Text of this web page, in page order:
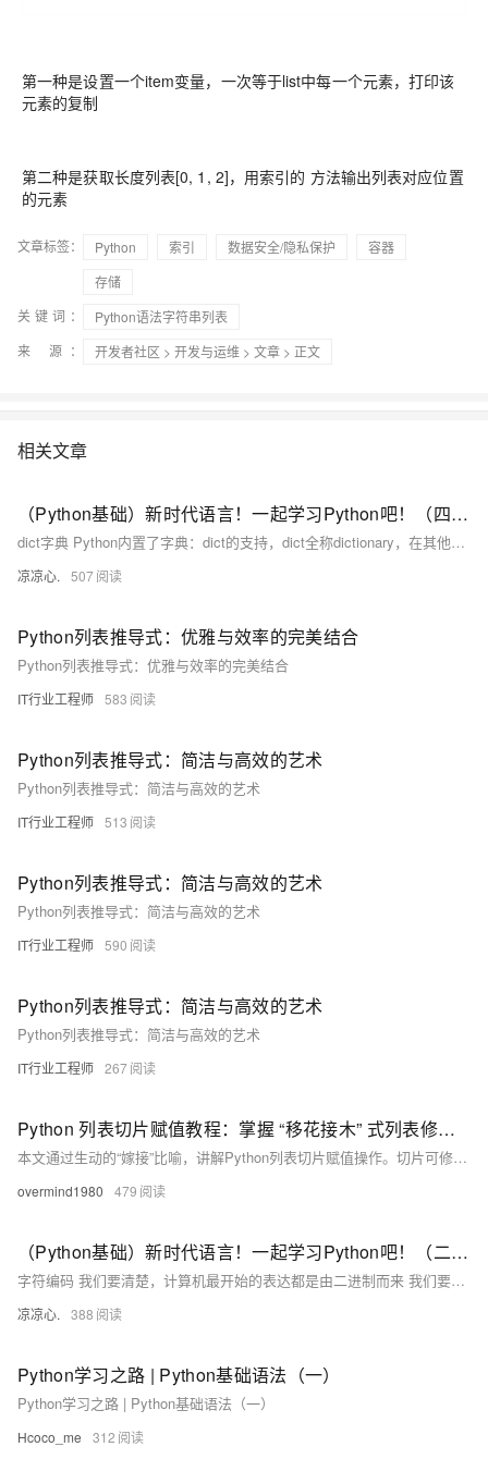
第一种是设置一个item变量，一次等于list中每一个元素，打印该
元素的复制
第二种是获取长度列表[0, 1, 2]，用索引的 方法输出列表对应位置
的元素
文章标签： Python 索引 数据安全/隐私保护
容器
存储
关键词：
Python语法字符串列表
来 源：
开发者社区 > 开发与运维 > 文章 > 正文
相关文章
（Python基础）新时代语言！一起学习Python吧！（四）：dict字典和set类型；切片类型、列表生成式；map和reduce迭代器；filter过滤函数、sorted排序函数；lambda函数
dict字典 Python内置了字典：dict的支持，dict全称dictionary，在其他语言中也称为map，使用键-值（key-value）存储，具有极快的查找速度。 我们可以通过声明JS对象一样的方式声明dict
凉凉心. 507
Python列表推导式：优雅与效率的完美结合
Python列表推导式：优雅与效率的完美结合
IT行业工程师 583
Python列表推导式：简洁与高效的艺术
Python列表推导式：简洁与高效的艺术
IT行业工程师 513
Python列表推导式：简洁与高效的艺术
Python列表推导式：简洁与高效的艺术
IT行业工程师 590
Python列表推导式：简洁与高效的艺术
Python列表推导式：简洁与高效的艺术
IT行业工程师 267
Python 列表切片赋值教程：掌握 “移花接木” 式列表修改技巧
本文通过生动的“嫁接”比喻，讲解Python列表切片赋值操作。切片可修改原列表内容，实现头部、尾部或中间元素替换，支持不等长赋值，灵活实现列表结构更新。
overmind1980 479
（Python基础）新时代语言！一起学习Python吧！（二）：字符编码由来；Python字符串、字符串格式化；list集合和tuple元组区别
字符编码 我们要清楚，计算机最开始的表达都是由二进制而来 我们要想通过二进制来表示我们熟知的字符看看以下的变化 例如： 1 的二进制编码为 0000 0001 我们通过A这个字符，让其在计算机内部存储（现如今，A 字符在地址通常表示为65） 现在拿A举例： 在计算机内部 A字符，它本身表示为 65这个数，在计算机底层会转为二进制码 也意味着A字符在底层表示为 1000001 通过这样的字符表示进行转换，逐步发展为拥有127个字符的编码存储到计算机中，这个编码表也被称为ASCII编码。 但随时代变迁，ASCII编码逐渐暴露短板，全球有上百种语言，光是ASCII编码并不能够满足需求
凉凉心. 388
Python学习之路 | Python基础语法（一）
Python学习之路 | Python基础语法（一）
Hcoco_me 312